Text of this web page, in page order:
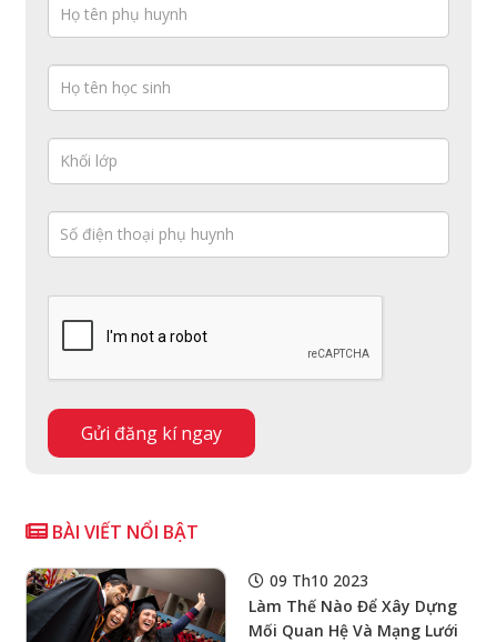
BÀI VIẾT NỔI BẬT
09 Th10 2023
Làm Thế Nào Để Xây Dựng
Mối Quan Hệ Và Mạng Lưới